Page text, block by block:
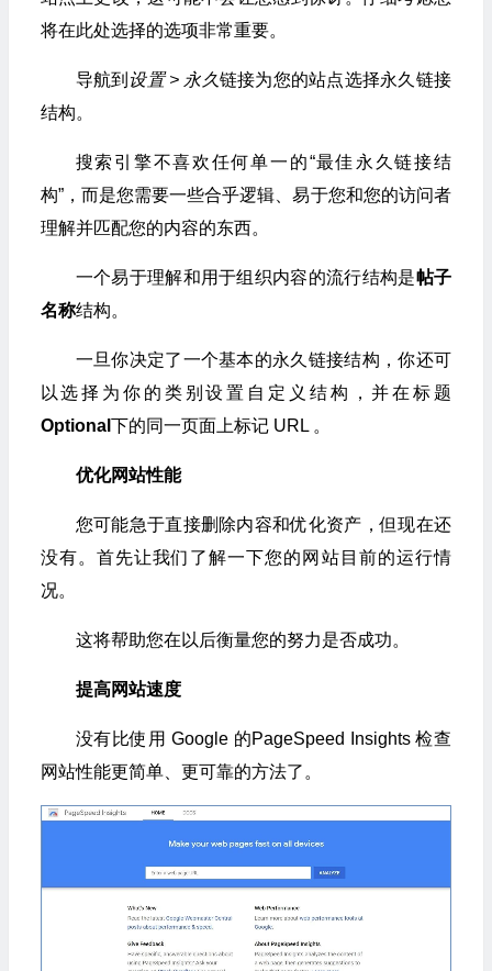
将在此处选择的选项非常重要。
导航到 设置 > 永久链接为您的站点选择永久链接
结构。
搜索引擎不喜欢任何单一的“最佳永久链接结
构”，而是您需要一些合乎逻辑、易于您和您的访问者
理解并匹配您的内容的东西。
一个易于理解和用于组织内容的流行结构是帖子
名称结构。
一旦你决定了一个基本的永久链接结构，你还可
以选择为你的类别设置自定义结构，并在标题
Optional 下的同一页面上标记 URL 。
优化网站性能
您可能急于直接删除内容和优化资产，但现在还
没有。首先让我们了解一下您的网站目前的运行情
况。
这将帮助您在以后衡量您的努力是否成功。
提高网站速度
没有比使用 Google 的PageSpeed Insights 检查
网站性能更简单、更可靠的方法了。